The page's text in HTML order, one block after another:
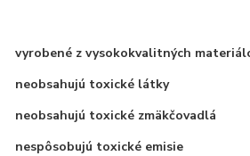
vyrobené z vysokokvalitných
neobsahujú toxické látky
neobsahujú toxické zmäkčovadlá
nespôsobujú toxické emisie